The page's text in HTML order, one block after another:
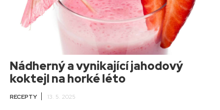
Nádherný a vynikající jahodový
koktejl na horké léto
RECEPTY 13. 5. 2025